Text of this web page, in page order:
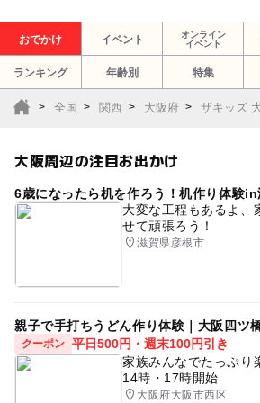
おでかけ イベント
オンライン
イベント
ランキング 年齢別 特集
全国 関西 大阪府 ザキッズ
大阪周辺の注目お出かけ
6歳になったら机を作ろう！机作り体験in
大変な工程もあるよ、
せて頑張ろう！
滋賀県彦根市
親子で手打ちうどん作り体験｜大阪四ツ
クーポン 平日500円・週末100円引き
家族みんなでたっぷり
14時・17時開始
大阪府大阪市西区